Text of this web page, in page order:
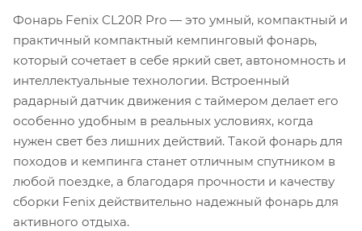
Фонарь Fenix CL20R Pro — это умный, компактный и
практичный компактный кемпинговый фонарь,
который сочетает в себе яркий свет, автономность и
интеллектуальные технологии. Встроенный
радарный датчик движения с таймером делает его
особенно удобным в реальных условиях, когда
нужен свет без лишних действий. Такой фонарь для
походов и кемпинга станет отличным спутником в
любой поездке, а благодаря прочности и качеству
сборки Fenix действительно надежный фонарь для
активного отдыха.